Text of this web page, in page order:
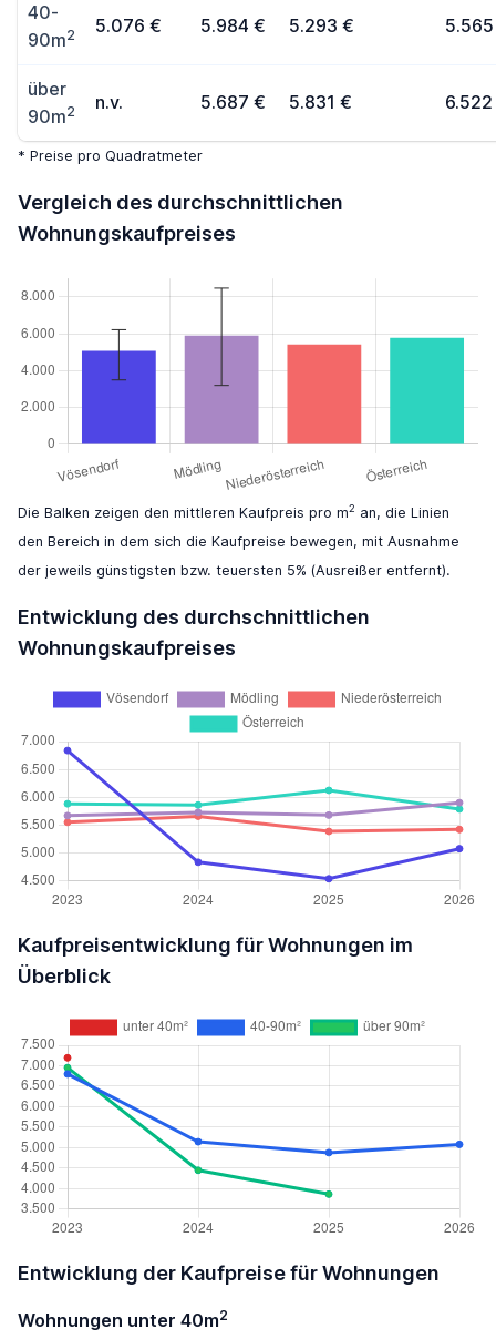
40-
90m2 5.076 € 5.984 € 5.293 €
über
90m2 n.v. 5.687 € 5.831 €
* Preise pro Quadratmeter
Vergleich des durchschnittlichen
Wohnungskaufpreises
Die Balken zeigen den mittleren Kaufpreis pro m2 an, die Linien
den Bereich in dem sich die Kaufpreise bewegen, mit Ausnahme
der jeweils günstigsten bzw. teuersten 5% (Ausreißer entfernt).
Entwicklung des durchschnittlichen
Wohnungskaufpreises
Kaufpreisentwicklung für Wohnungen im
Überblick
Entwicklung der Kaufpreise für Wohnungen
Wohnungen unter 40m2